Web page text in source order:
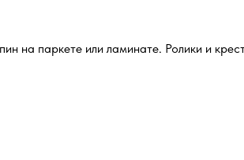
на паркете или ламинате. Ролики и